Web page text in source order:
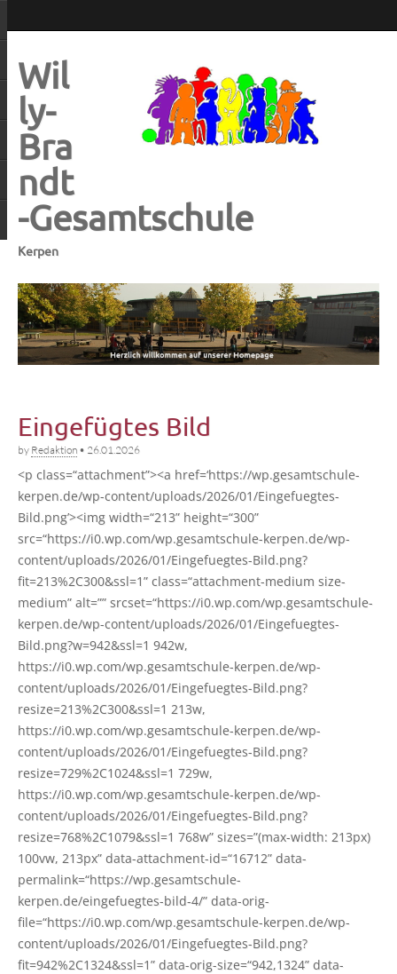
Wil
ly-
Bra
ndt
-Gesamtschule
Kerpen
Eingefügtes Bild
by Redaktion • 26.01.2026
<p class=“attachment”><a href=‘https://wp.gesamtschule-
kerpen.de/wp-content/uploads/2026/01/Eingefuegtes-
Bild.png’><img width=“213” height=“300”
src=“https://i0.wp.com/wp.gesamtschule-kerpen.de/wp-
content/uploads/2026/01/Eingefuegtes-Bild.png?
fit=213%2C300&ssl=1” class=“attachment-medium size-
medi­um” alt=”” srcset=“https://i0.wp.com/wp.gesamtschule-
kerpen.de/wp-content/uploads/2026/01/Eingefuegtes-
Bild.png?w=942&ssl=1 942w,
https://i0.wp.com/wp.gesamtschule-kerpen.de/wp-
content/uploads/2026/01/Eingefuegtes-Bild.png?
resize=213%2C300&ssl=1 213w,
https://i0.wp.com/wp.gesamtschule-kerpen.de/wp-
content/uploads/2026/01/Eingefuegtes-Bild.png?
resize=729%2C1024&ssl=1 729w,
https://i0.wp.com/wp.gesamtschule-kerpen.de/wp-
content/uploads/2026/01/Eingefuegtes-Bild.png?
resize=768%2C1079&ssl=1 768w” sizes=”(max-width: 213px)
100vw, 213px” data-attachment-id=“16712” data-
permalink=“https://wp.gesamtschule-
kerpen.de/eingefuegtes-bild‑4/” data-orig-
file=“https://i0.wp.com/wp.gesamtschule-kerpen.de/wp-
content/uploads/2026/01/Eingefuegtes-Bild.png?
fit=942%2C1324&ssl=1” data-orig-size=“942,1324” data-